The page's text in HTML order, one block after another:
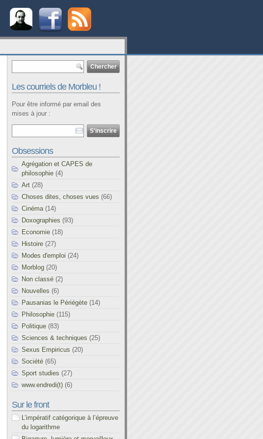
Les courriels de Morbleu !
Pour être informé par email des
mises à jour :
Obsessions
Agrégation et CAPES de
philosophie (4)
Art (28)
Choses dites, choses vues (66)
Cinéma (14)
Doxographies (93)
Economie (18)
Histoire (27)
Modes d'emploi (24)
Morblog (20)
Non classé (2)
Nouvelles (6)
Pausanias le Périégète (14)
Philosophie (115)
Politique (83)
Sciences & techniques (25)
Sexus Empiricus (20)
Société (65)
Sport studies (27)
www.endredi(t) (6)
Sur le front
L’impératif catégorique à l’épreuve
du logarithme